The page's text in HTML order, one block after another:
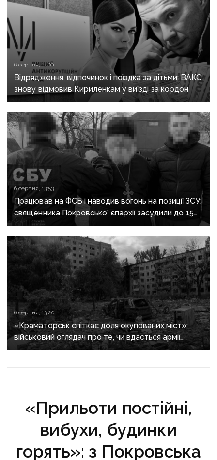
6 серпня, 14:00
Відрядження, відпочинок і поїздка за дітьми: ВАКС
знову відмовив Кириленкам у виїзді за кордон
6 серпня, 13:53
Працював на ФСБ і наводив вогонь на позиції ЗСУ:
священника Покровської єпархії засудили до 15
років
6 серпня, 13:20
«Краматорськ спіткає доля окупованих міст»:
військовий оглядач про те, чи вдасться армії
рф захопити останню агломерацію Донеччини до
«Прильоти постійні,
вибухи, будинки
горять»: з Покровська